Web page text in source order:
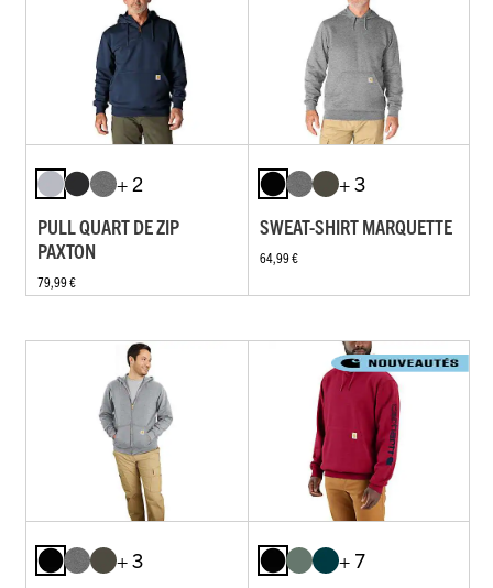
+ 2
PULL QUART DE ZIP
PAXTON
79,99 €
+ 3
SWEAT-SHIRT MARQUETTE
64,99 €
+ 3
+ 7